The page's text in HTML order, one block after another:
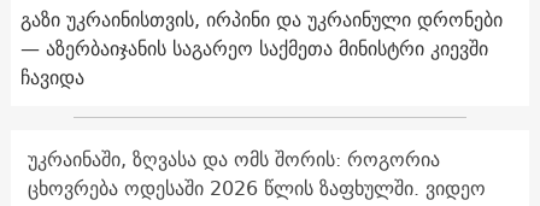
გაზი უკრაინისთვის, ირპინი და უკრაინული დრონები
— აზერბაიჯანის საგარეო საქმეთა მინისტრი კიევში
ჩავიდა
უკრაინაში, ზღვასა და ომს შორის: როგორია
ცხოვრება ოდესაში 2026 წლის ზაფხულში. ვიდეო